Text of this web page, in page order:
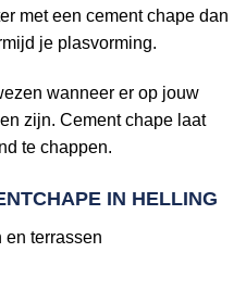
met een cement chape dan
je plasvorming.
wanneer er op jouw
zijn. Cement chape laat
te chappen.
IN HELLING
en terrassen